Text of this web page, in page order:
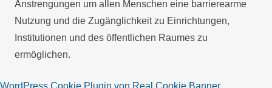
Anstrengungen um allen Menschen eine barrierearme
Nutzung und die Zugänglichkeit zu Einrichtungen,
Institutionen und des öffentlichen Raumes zu
ermöglichen.